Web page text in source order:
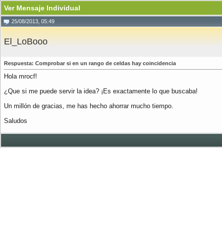
Ver Mensaje Individual
25/08/2013, 05:49
El_LoBooo
Respuesta: Comprobar si en un rango de celdas hay coincidencia
Hola mrocf!
¿Que si me puede servir la idea? ¡Es exactamente lo que buscaba!
Un millón de gracias, me has hecho ahorrar mucho tiempo.
Saludos